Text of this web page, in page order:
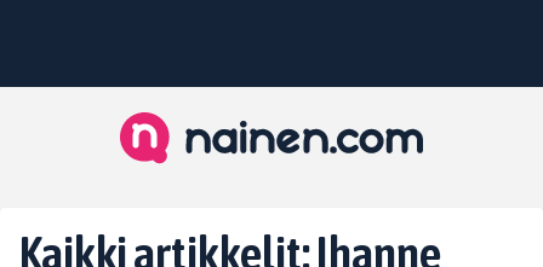
Kaikki artikkelit: Ihanne